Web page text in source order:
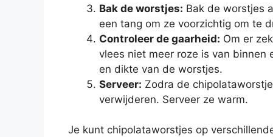
Bak de worstjes: Bak de worstjes
een tang om ze voorzichtig om te
Controleer de gaarheid: Om er
vlees niet meer roze is van binnen
en dikte van de worstjes.
Serveer: Zodra de
verwijderen. Serveer ze warm.
Je kunt chipolataworstjes op